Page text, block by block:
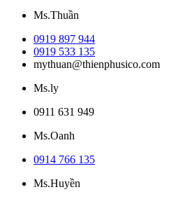
Ms.Thuần
0919 897 944
0919 533 135
mythuan@thienphusico.com
Ms.ly
0911 631 949
Ms.Oanh
0914 766 135
Ms.Huyền